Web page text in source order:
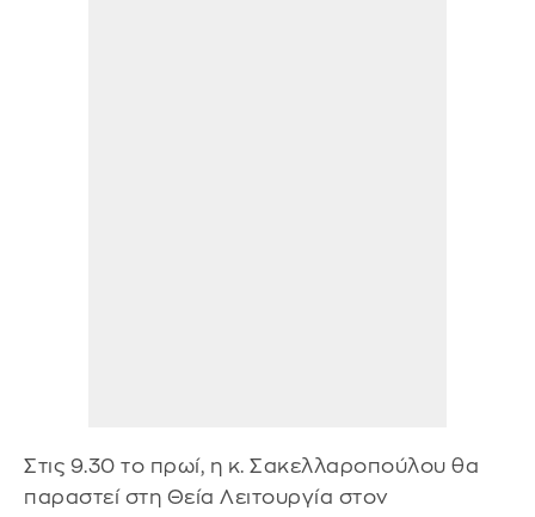
Στις 9.30 το πρωί, η κ. Σακελλαροπούλου θα
παραστεί στη Θεία Λειτουργία στον